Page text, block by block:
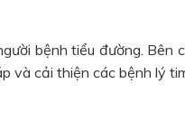
bệnh tiểu đường. Bên
và cải thiện các bệnh lý